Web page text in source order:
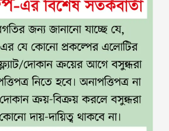
চেক বিতরণ
ধলেশ্বরী থেকে অবৈধ বালু উত্তোলন,
হুমকিতে শামসুল হক সেতু